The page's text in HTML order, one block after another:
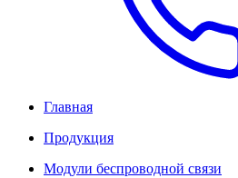
Главная
Продукция
Модули беспроводной связи